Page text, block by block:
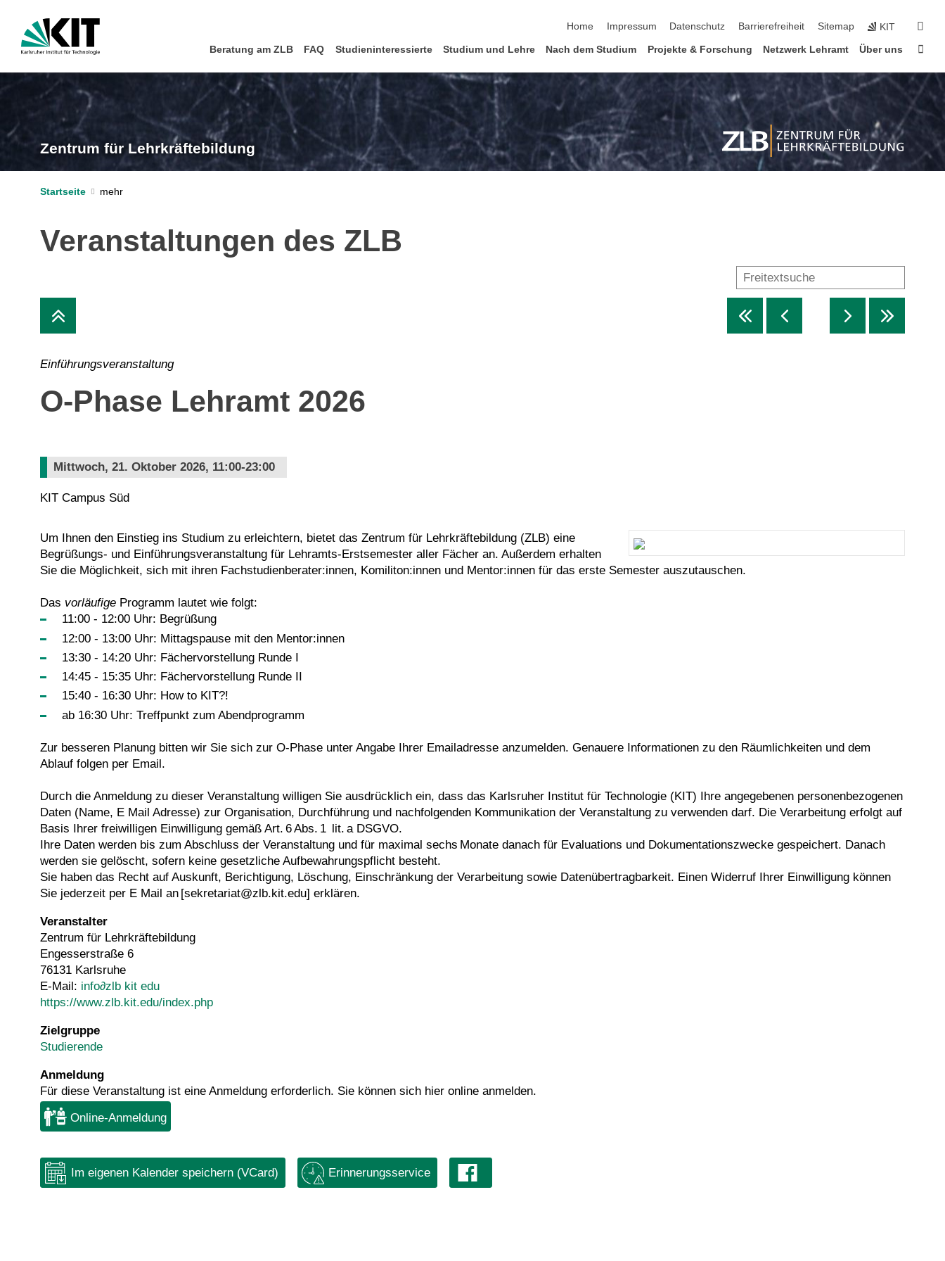
Home
Impressum Datenschutz Barrierefreiheit Sitemap KIT
Beratung am ZLB FAQ Studieninteressierte Studium und Lehre Nach dem Studium Projekte & Forschung Netzwerk Lehramt Über uns
Zentrum für Lehrkräftebildung
Startseite
Veranstaltungen des ZLB
Einführungsveranstaltung
O-Phase Lehramt 2026
Mittwoch, 21. Oktober 2026, 11:00-23:00
KIT Campus Süd
Um Ihnen den Einstieg ins Studium zu erleichtern, bietet das Zentrum für Lehrkräftebildung (ZLB) eine
Begrüßungs- und Einführungsveranstaltung für Lehramts-Erstsemester aller Fächer an. Außerdem erhalten
Sie die Möglichkeit, sich mit ihren Fachstudienberater:innen, Komiliton:innen und Mentor:innen für das erste Semester auszutauschen.
Das vorläufige Programm lautet wie folgt:
11:00 - 12:00 Uhr: Begrüßung
12:00 - 13:00 Uhr: Mittagspause mit den Mentor:innen
13:30 - 14:20 Uhr: Fächervorstellung Runde I
14:45 - 15:35 Uhr: Fächervorstellung Runde II
15:40 - 16:30 Uhr: How to KIT?!
ab 16:30 Uhr: Treffpunkt zum Abendprogramm
Zur besseren Planung bitten wir Sie sich zur O-Phase unter Angabe Ihrer Emailadresse anzumelden. Genauere Informationen zu den Räumlichkeiten und dem
Ablauf folgen per Email.
Durch die Anmeldung zu dieser Veranstaltung willigen Sie ausdrücklich ein, dass das Karlsruher Institut für Technologie (KIT) Ihre angegebenen personenbezogenen
Daten (Name, E Mail Adresse) zur Organisation, Durchführung und nachfolgenden Kommunikation der Veranstaltung zu verwenden darf. Die Verarbeitung erfolgt auf
Basis Ihrer freiwilligen Einwilligung gemäß Art. 6 Abs. 1 lit. a DSGVO.
Ihre Daten werden bis zum Abschluss der Veranstaltung und für maximal sechs Monate danach für Evaluations und Dokumentationszwecke gespeichert. Danach
werden sie gelöscht, sofern keine gesetzliche Aufbewahrungspflicht besteht.
Sie haben das Recht auf Auskunft, Berichtigung, Löschung, Einschränkung der Verarbeitung sowie Datenübertragbarkeit. Einen Widerruf Ihrer Einwilligung können
Sie jederzeit per E Mail an [sekretariat@zlb.kit.edu] erklären.
Veranstalter
Zentrum für Lehrkräftebildung
Engesserstraße 6
76131 Karlsruhe
E-Mail: info∂zlb kit edu
https://www.zlb.kit.edu/index.php
Zielgruppe
Studierende
Anmeldung
Für diese Veranstaltung ist eine Anmeldung erforderlich. Sie können sich hier online anmelden.
Online-Anmeldung
Im eigenen Kalender speichern (VCard) Erinnerungsservice